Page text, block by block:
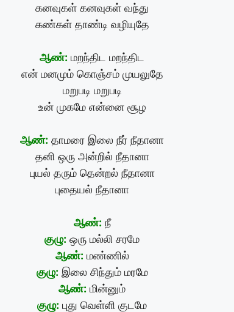
கனவுகள் கனவுகள் வந்து
கண்கள் தாண்டி வழியுதே
ஆண்: மறந்திட மறந்திட
என் மனமும் கொஞ்சம் முயலுதே
மறுபடி மறுபடி
உன் முகமே என்னை சூழ
ஆண்: தாமரை இலை நீர் நீதானா
தனி ஒரு அன்றில் நீதானா
புயல் தரும் தென்றல் நீதானா
புதையல் நீதானா
ஆண்: நீ
குழு: ஒரு மல்லி சரமே
ஆண்: மண்ணில்
குழு: இலை சிந்தும் மரமே
ஆண்: மின்னும்
குழு: புது வெள்ளி குடமே